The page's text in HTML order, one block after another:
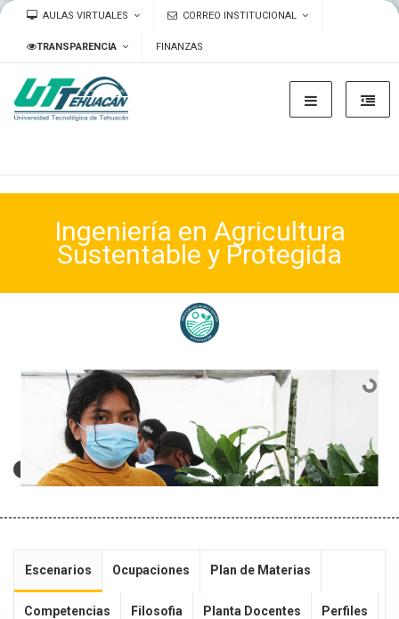
AULAS VIRTUALES CORREO INSTITUCIONAL
TRANSPARENCIA FINANZAS
Ingeniería en Agricultura
Sustentable y Protegida
Escenarios Ocupaciones Plan de Materias
Competencias Filosofia Planta Docentes Perfiles